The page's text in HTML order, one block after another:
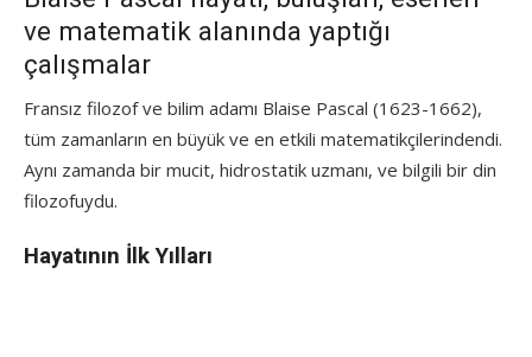
ve matematik alanında yaptığı
çalışmalar
Fransız filozof ve bilim adamı Blaise Pascal (1623-1662),
tüm zamanların en büyük ve en etkili matematikçilerindendi.
Aynı zamanda bir mucit, hidrostatik uzmanı, ve bilgili bir din
filozofuydu.
Hayatının İlk Yılları